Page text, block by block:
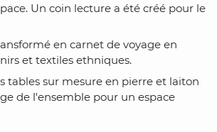
Un coin lecture a été créé pour le
en carnet de voyage en
et textiles ethniques.
tables sur mesure en pierre et laiton
de l'ensemble pour un espace